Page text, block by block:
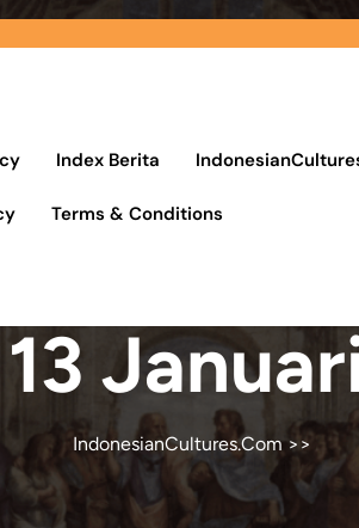
Index Berita
Terms & Conditions
13
IndonesianCultures.Com>>